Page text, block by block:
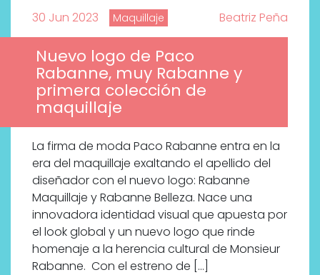
30 Jun 2023 Maquillaje Beatriz Peña
Nuevo logo de Paco
Rabanne, muy Rabanne y
primera colección de
maquillaje
La firma de moda Paco Rabanne entra en la
era del maquillaje exaltando el apellido del
diseñador con el nuevo logo: Rabanne
Maquillaje y Rabanne Belleza. Nace una
innovadora identidad visual que apuesta por
el look global y un nuevo logo que rinde
homenaje a la herencia cultural de Monsieur
Rabanne. Con el estreno de […]